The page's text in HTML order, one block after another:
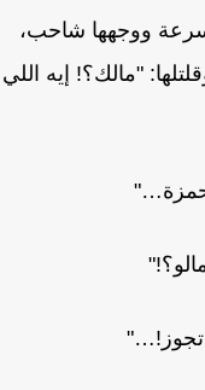
ووجهها شاحب،
"مالك؟! إيه اللي